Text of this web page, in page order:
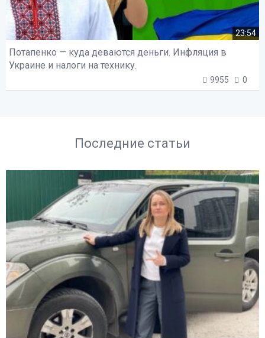
23:54
Потапенко — куда деваются деньги. Инфляция в
Украине и налоги на технику.
9955 0
Последние статьи